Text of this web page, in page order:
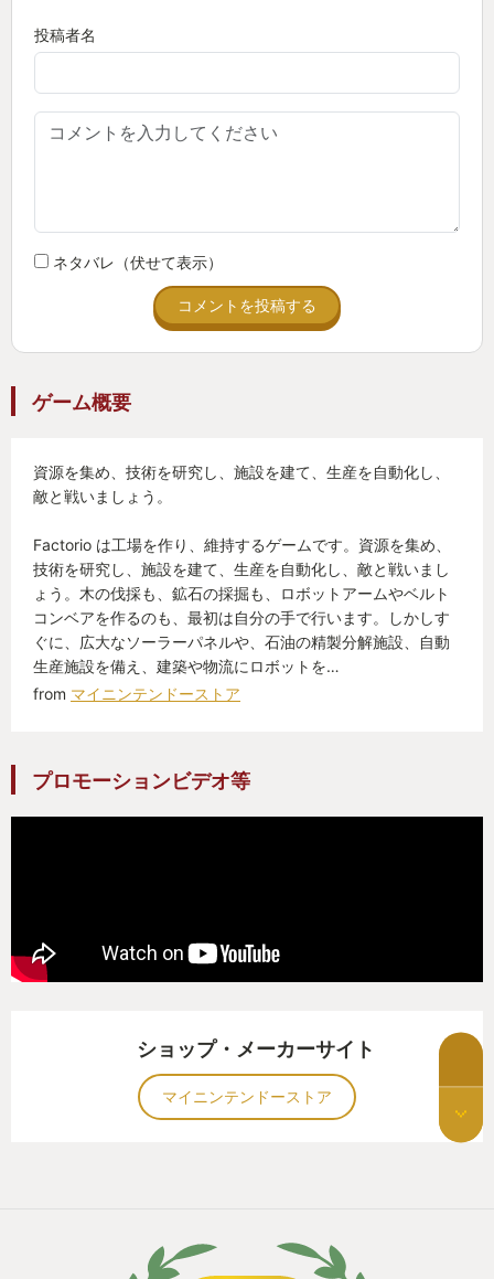
ャパニメーション的な「ツヤツヤテカテカ8頭身」と
は対照的な「なんか大きくてブサいやつ」である。
カベーター、クラタスよりメガボッツ(ロボ好きの嗜
みですよね？)、という人には刺さると思う。逆関節
とかダチョウ脚とか呼ばれる蠱惑的な脚部構造を持
つ機体も多いのでフェチにはお勧めだ。
イズも可能だ。特徴的なのは装甲の厚さやヒートシ
はPPC(「荷電粒子砲」的なモノ)。超長射程と高ダメ
ージを併せ持ちつつ弾数制限がない夢の武器だが、
代償として非常識な熱を発生する。これを装備でき
る機体は限られており、また2門以上を同時発射した
ときに発生する爆熱を適切に処理しきれる機体はほ
とんどない。故に私はよく戦場の真ん中で熱暴走
し、自らの機体から開戦の狼煙を上げている。
🤖🤖🤖TRPG由来の「ごっこ遊び」向きタイトル🤖🤖
われる。TRPGについては私も詳しくないので多くは
ゲームのテンポがゆったりしていたり、部位破壊と
か熱暴走とか弾薬切れといった細かなイベントが頻
「敵影、捕捉しました！」「何ッ！実弾じゃなくエ
ネルギー武装だと!?」「くッ、右腕をやられた！」な
投稿者名
ネタバレ（伏せて表示）
コメントを投稿する
ゲーム概要
資源を集め、技術を研究し、施設を建て、生産を自動化し、
敵と戦いましょう。
Factorio は工場を作り、維持するゲームです。資源を集め、
技術を研究し、施設を建て、生産を自動化し、敵と戦いまし
ょう。木の伐採も、鉱石の採掘も、ロボットアームやベルト
コンベアを作るのも、最初は自分の手で行います。しかしす
ぐに、広大なソーラーパネルや、石油の精製分解施設、自動
生産施設を備え、建築や物流にロボットを…
from マイニンテンドーストア
プロモーションビデオ等
ショップ・メーカーサイト
マイニンテンドーストア